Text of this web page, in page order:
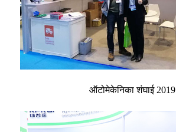
ऑटोमेकेनिका शंघाई 2019